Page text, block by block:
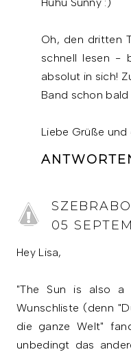
Oh, den dritten
schnell lesen -
absolut in sich!
Band schon bald
Liebe Grüße
05
Hey Lisa,
"The Sun is also a
Wunschliste (denn
die ganze Welt"
unbedingt das